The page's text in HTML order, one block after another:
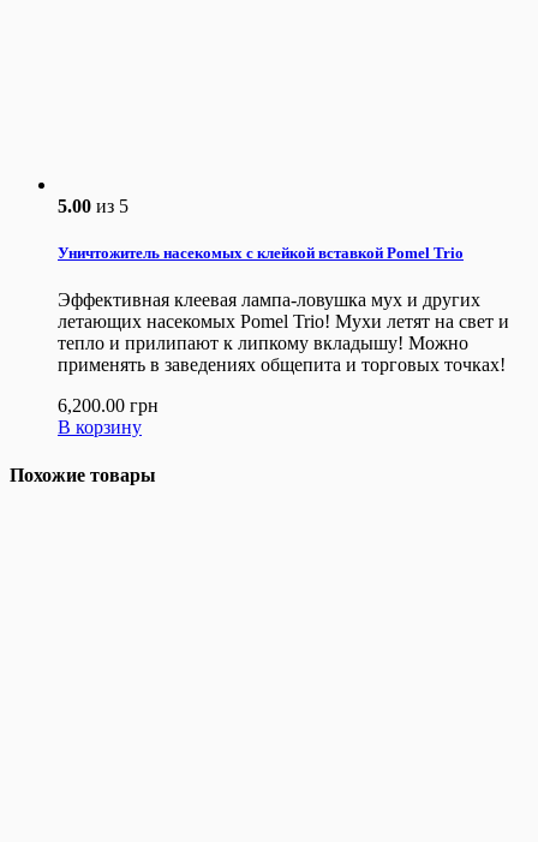
5.00 из 5
Уничтожитель насекомых с клейкой вставкой Pomel Trio
Эффективная клеевая лампа-ловушка мух и других
летающих насекомых Pomel Trio! Мухи летят на свет и
тепло и прилипают к липкому вкладышу! Можно
применять в заведениях общепита и торговых точках!
6,200.00 грн
В корзину
Похожие товары